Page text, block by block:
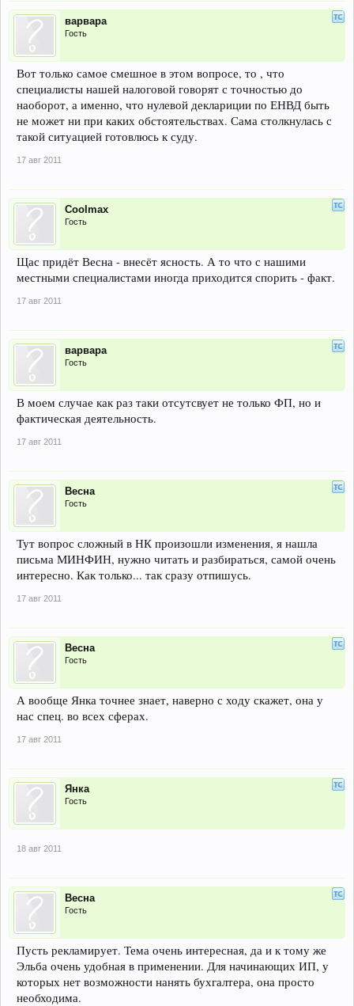
варвара
Гость
Вот только самое смешное в этом вопросе, то , что
специалисты нашей налоговой говорят с точностью до
наоборот, а именно, что нулевой деклариции по ЕНВД быть
не может ни при каких обстоятельствах. Сама столкнулась с
такой ситуацией готовлюсь к суду.
17 авг 2011
Coolmax
Гость
Щас придёт Весна - внесёт ясность. А то что с нашими
местными специалистами иногда приходится спорить - факт.
17 авг 2011
варвара
Гость
В моем случае как раз таки отсутсвует не только ФП, но и
фактическая деятельность.
17 авг 2011
Весна
Гость
Тут вопрос сложный в НК произошли изменения, я нашла
письма МИНФИН, нужно читать и разбираться, самой очень
интересно. Как только... так сразу отпишусь.
17 авг 2011
Весна
Гость
А вообще Янка точнее знает, наверно с ходу скажет, она у
нас спец. во всех сферах.
17 авг 2011
Янка
Гость
18 авг 2011
Весна
Гость
Пусть рекламирует. Тема очень интересная, да и к тому же
Эльба очень удобная в применении. Для начинающих ИП, у
которых нет возможности нанять бухгалтера, она просто
необходима.